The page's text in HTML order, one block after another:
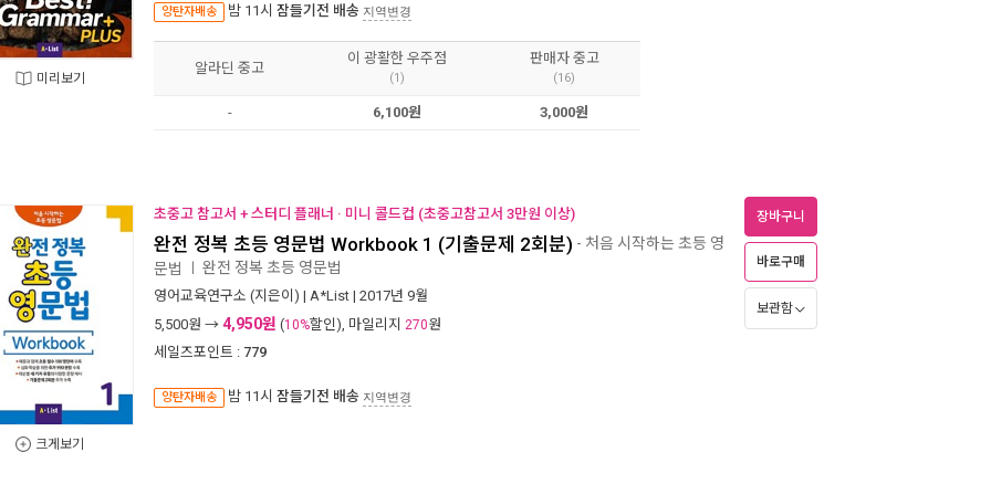
미리보기
양탄자배송 밤 11시 잠들기전 배송 지역변경
알라딘 중고
이 광활한 우주점
(1)
판매자 중고
(16)
- 6,100원 3,000원
크게보기
초중고 참고서 + 스터디 플래너 · 미니 콜드컵 (초중고참고서 3만원 이상)
완전 정복 초등 영문법 Workbook 1 (기출문제 2회분) - 처음 시작하는 초등 영
문법 완전 정복 초등 영문법
영어교육연구소 (지은이) | A*List | 2017년 9월
5,500원 → 4,950원 (10%할인), 마일리지 270원
세일즈포인트 : 779
양탄자배송 밤 11시 잠들기전 배송 지역변경
장바구니
바로구매
보관함